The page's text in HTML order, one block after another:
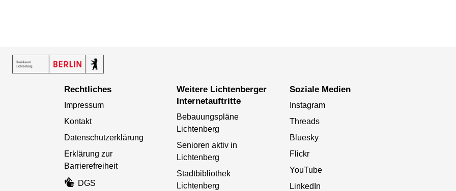
Rechtliches
Impressum
Kontakt
Datenschutzerklärung
Erklärung zur
Barrierefreiheit
DGS
Weitere Lichtenberger
Internetauftritte
Bebauungspläne
Lichtenberg
Senioren aktiv in
Lichtenberg
Stadtbibliothek
Lichtenberg
Soziale Medien
Instagram
Threads
Bluesky
Flickr
YouTube
LinkedIn